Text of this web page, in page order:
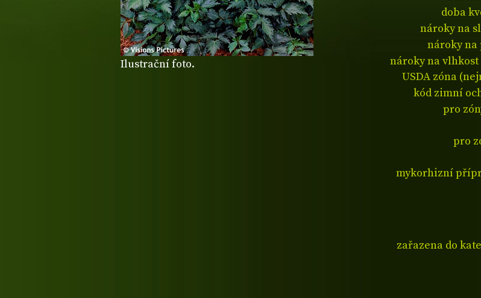
Ilustrační foto.
doba
nároky na
nároky na
nároky na
USDA zóna
kód zimní
pro
pro
mykorhizní
zařazena do